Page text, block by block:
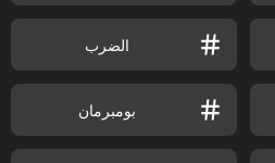
الضرب
بومبرمان